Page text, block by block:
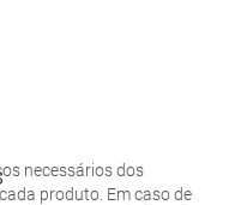
necessários dos
produto. Em caso de